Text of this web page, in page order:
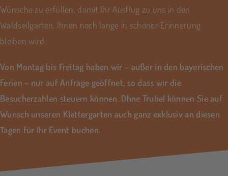
Wünsche zu erfüllen, damit Ihr Ausflug zu uns in den
Waldseilgarten, Ihnen noch lange in schöner Erinnerung
bleiben wird.
Von Montag bis Freitag haben wir – außer in den bayerischen
Ferien – nur auf Anfrage geöffnet, so dass wir die
Besucherzahlen steuern können. Ohne Trubel können Sie auf
Wunsch unseren Klettergarten auch ganz exklusiv an diesen
Tagen für Ihr Event buchen.